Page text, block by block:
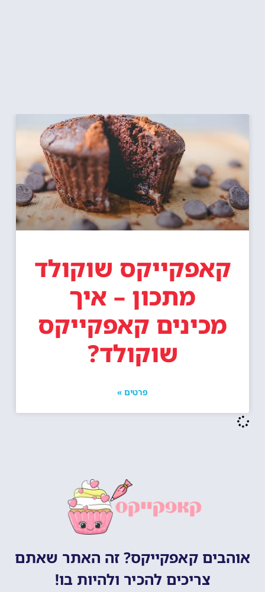
קאפקייקס שוקולד
מתכון – איך
מכינים קאפקייקס
שוקולד?
פרטים »
אוהבים קאפקייקס? זה האתר שאתם
צריכים להכיר ולהיות בו!